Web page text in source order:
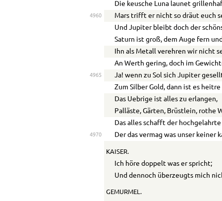
Die keusche Luna launet
4960
Mars trifft er nicht so dräut euch
Und Jupiter bleibt doch der
Saturn ist groß, dem Auge fern
Ihn als Metall verehren wir nicht
An Werth gering, doch im
4965
Ja! wenn zu Sol sich Jupiter
Zum Silber Gold, dann ist es
Das Ue brige ist alles zu erlangen,
Palläste, Gärten, Brüstlein, rothe
Das alles schafft der hochgelahrte
4970 Der das vermag was unser keiner
KAISER.
Ich höre doppelt was er spricht;
Und dennoch überzeugts mich
GEMURMEL.